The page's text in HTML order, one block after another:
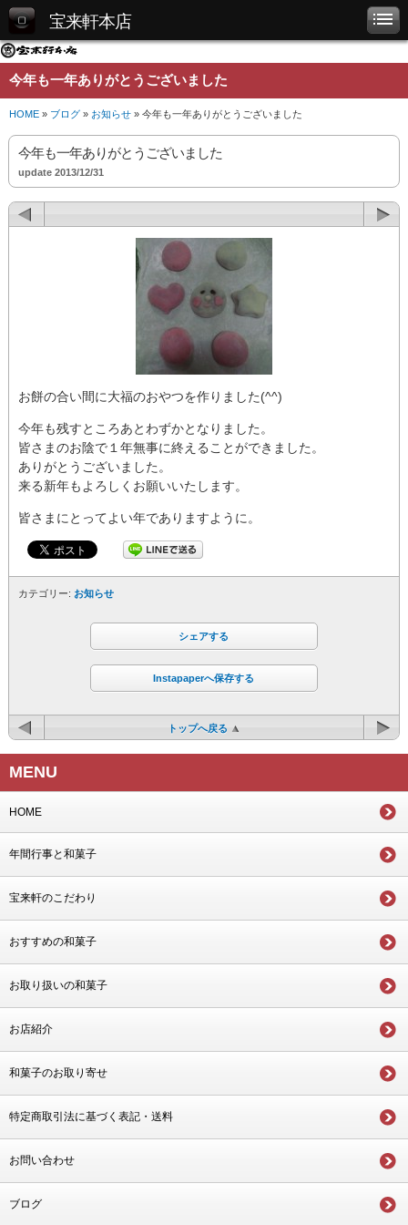
宝来軒本店
今年も一年ありがとうございました
HOME » ブログ » お知らせ » 今年も一年ありがとうございました
今年も一年ありがとうございました
update 2013/12/31
お餅の合い間に大福のおやつを作りました(^^)
今年も残すところあとわずかとなりました。
皆さまのお陰で１年無事に終えることができました。
ありがとうございました。
来る新年もよろしくお願いいたします。
皆さまにとってよい年でありますように。
カテゴリー: お知らせ
シェアする
Instapaperへ保存する
トップへ戻る
MENU
HOME
年間行事と和菓子
宝来軒のこだわり
おすすめの和菓子
お取り扱いの和菓子
お店紹介
和菓子のお取り寄せ
特定商取引法に基づく表記・送料
お問い合わせ
ブログ